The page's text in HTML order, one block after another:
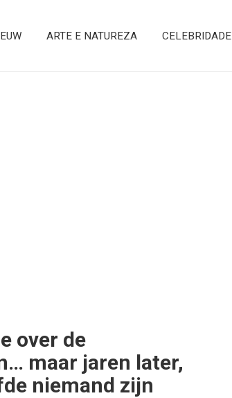
ARTE E NATUREZA CELEBRIDADE
over de
maar jaren later,
niemand zijn